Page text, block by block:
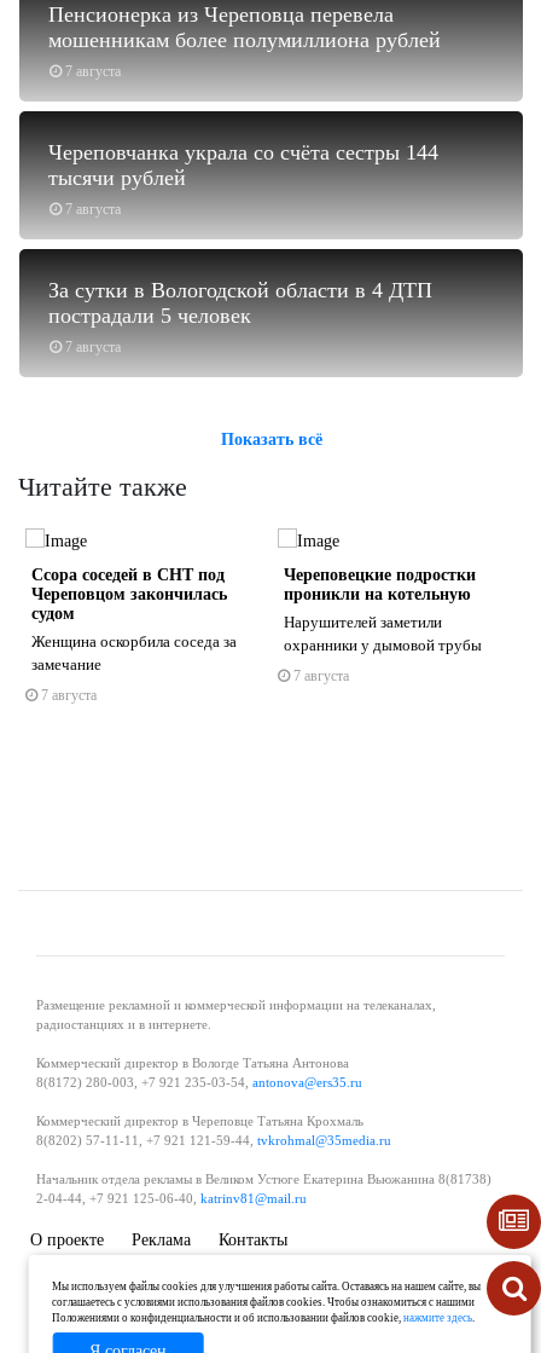
7 августа
Пенсионерка из Череповца перевела
мошенникам более полумиллиона рублей
7 августа
Череповчанка украла со счёта сестры 144
тысячи рублей
7 августа
За сутки в Вологодской области в 4 ДТП
пострадали 5 человек
Показать всё
Читайте также
Ссора соседей в СНТ под
Череповцом закончилась
судом
Женщина оскорбила соседа за
замечание
7 августа
Череповецкие подростки
проникли на котельную
Нарушителей заметили
охранники у дымовой трубы
7 августа
Размещение рекламной и коммерческой информации на телеканалах,
радиостанциях и в интернете.
Коммерческий директор в Вологде Татьяна Антонова
8(8172) 280-003, +7 921 235-03-54, antonova@ers35.ru
Коммерческий директор в Череповце Татьяна Крохмаль
8(8202) 57-11-11, +7 921 121-59-44, tvkrohmal@35media.ru
Начальник отдела рекламы в Великом Устюге Екатерина Вьюжанина 8(81738)
2-04-44, +7 921 125-06-40, katrinv81@mail.ru
О проекте Реклама
Контакты
Политика в области обработки и защиты персональных данных
Мы используем файлы cookies для улучшения работы сайта. Оставаясь на нашем сайте, вы
соглашаетесь с условиями использования файлов cookies. Чтобы ознакомиться с нашими
Положениями о конфиденциальности и об использовании файлов cookie,нажмите здесь.